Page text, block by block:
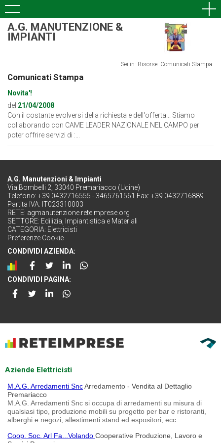
A.G. MANUTENZIONE &
IMPIANTI
Sei in: Risorse: Comunicati Stampa:
Comunicati Stampa
Novita'!
del 21/04/2008
Con il costante evolversi della richiesta e dell'offerta... Stiamo
collaborando con CAME LEADER NAZIONALE NEL CAMPO per
poter offrire servizi di :...
A.G. Manutenzioni & Impianti
Via Bombelli 2, 33040 Premariacco (Udine)
Telefono: +39 0432716555 - 3465761561 Fax: +39 0432716889
Partita IVA: IT023310003
RETE: agmanutenzione.reteimprese.org
SETTORE: Edilizia, Impiantistica e Materiali
CATEGORIA: Elettricisti
Preferenze Cookie
CONDIVIDI AZIENDA:
CONDIVIDI PAGINA:
Aziende Elettricisti
M.A.G. Arredamenti SncArredamento - Vendita al Dettaglio
Premariacco
M.A.G. Arredamenti Snc si occupa di arredamenti su misura di
qualsiasi tipo, produzione mobili su progetto per bar e ristoranti,
alberghi e negozi, allestimenti stand ed espositori, ecc.
Coop. Soc. Arl Fa...Volando Cooperative Produzione, Lavoro e